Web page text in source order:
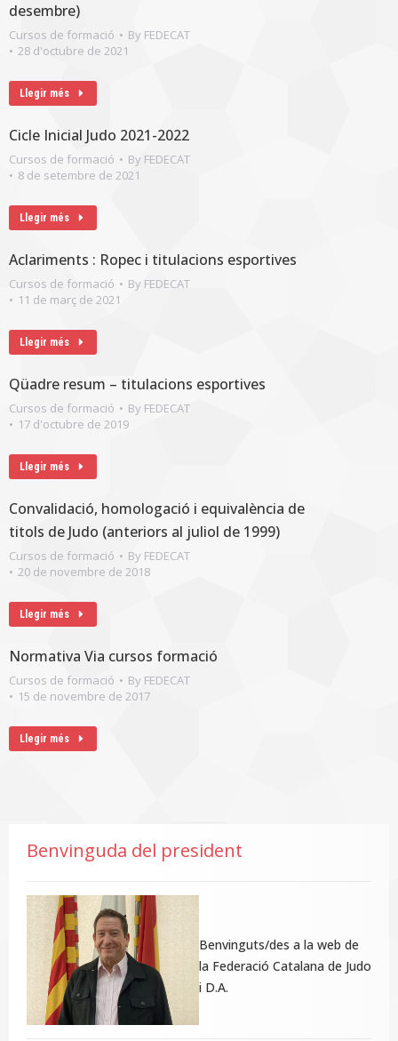
desembre)
Cursos de formació By FEDECAT
28 d'octubre de 2021
Llegir més
Cicle Inicial Judo 2021-2022
Cursos de formació By FEDECAT
8 de setembre de 2021
Llegir més
Aclariments : Ropec i titulacions esportives
Cursos de formació By FEDECAT
11 de març de 2021
Llegir més
Qüadre resum – titulacions esportives
Cursos de formació By FEDECAT
17 d'octubre de 2019
Llegir més
Convalidació, homologació i equivalència de
titols de Judo (anteriors al juliol de 1999)
Cursos de formació By FEDECAT
20 de novembre de 2018
Llegir més
Normativa Via cursos formació
Cursos de formació By FEDECAT
15 de novembre de 2017
Llegir més
Benvinguda del president
Benvinguts/des a la web de
la Federació Catalana de Judo
i D.A.